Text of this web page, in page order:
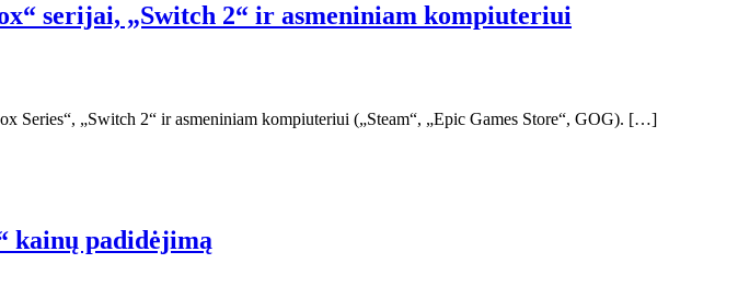
serijai, „Switch 2“ ir asmeniniam kompiuteriui
Series“, „Switch 2“ ir asmeniniam kompiuteriui („Steam“, „Epic Games Store“, GOG). […]
kainų padidėjimą